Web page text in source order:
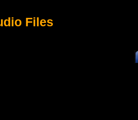
Files